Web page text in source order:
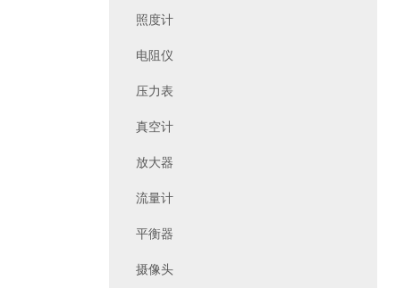
照度计
电阻仪
压力表
真空计
放大器
流量计
平衡器
摄像头